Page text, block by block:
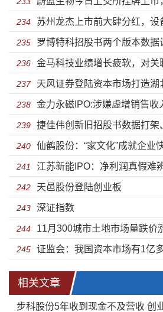
续成长
234 苏州龙杰上市前大肆分红，
淘汰风险
235 罗博特科招股书两个版本数
账款飙升至2.5亿
236 金马科技业绩增长疲软，对关
237 天风证券登陆资本市场打造湖
238 金力永磁IPO:涉嫌虚增销售收
239 捷佳伟创新旧招股书数据打架
240 仙鹤股份：“家文化”成就企业
241 江苏新能IPO：净利润真假难
严重
242 天邑股份登陆创业板
243 深证指数
244 11月300城市土地市场量跌价
245 证监会：我国资本市场有1亿
相关文章
步科股份5年收到现金不及营收 创